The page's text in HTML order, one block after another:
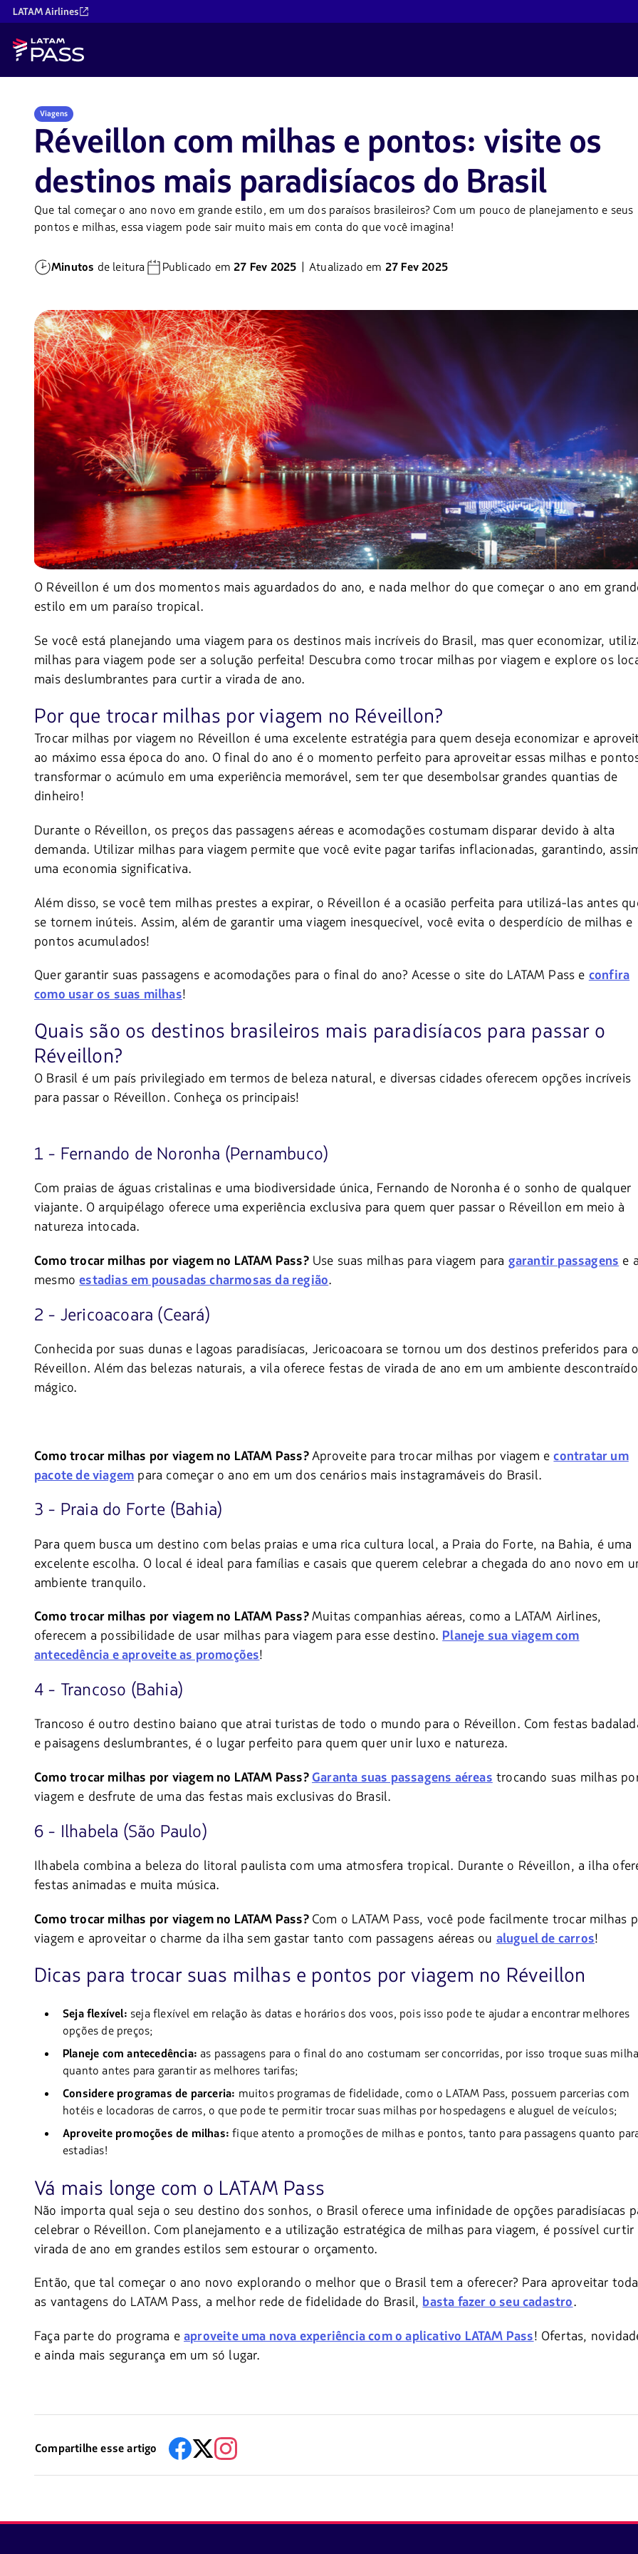
LATAM Airlines
Viagens
Réveillon com milhas e pontos: visite os
destinos mais paradisíacos do Brasil
Que tal começar o ano novo em grande estilo, em um dos paraísos brasileiros? Com um pouco de planejamento e seus
pontos e milhas, essa viagem pode sair muito mais em conta do que você imagina!
Minutos de leitura Publicado em 27 Fev 2025 | Atualizado em 27 Fev 2025
O Réveillon é um dos momentos mais aguardados do ano, e nada melhor do que começar o ano em
estilo em um paraíso tropical.
Se você está planejando uma viagem para os destinos mais incríveis do Brasil, mas quer economizar,
milhas para viagem pode ser a solução perfeita! Descubra como trocar milhas por viagem e explore os
mais deslumbrantes para curtir a virada de ano.
Por que trocar milhas por viagem no Réveillon?
Trocar milhas por viagem no Réveillon é uma excelente estratégia para quem deseja economizar e
ao máximo essa época do ano. O final do ano é o momento perfeito para aproveitar essas milhas e
transformar o acúmulo em uma experiência memorável, sem ter que desembolsar grandes quantias de
dinheiro!
Durante o Réveillon, os preços das passagens aéreas e acomodações costumam disparar devido à alta
demanda. Utilizar milhas para viagem permite que você evite pagar tarifas inflacionadas, garantindo,
uma economia significativa.
Além disso, se você tem milhas prestes a expirar, o Réveillon é a ocasião perfeita para utilizá-las antes
se tornem inúteis. Assim, além de garantir uma viagem inesquecível, você evita o desperdício de milhas e
pontos acumulados!
Quer garantir suas passagens e acomodações para o final do ano? Acesse o site do LATAM Pass e confira
como usar os suas milhas!
Quais são os destinos brasileiros mais paradisíacos para passar o
Réveillon?
O Brasil é um país privilegiado em termos de beleza natural, e diversas cidades oferecem opções incríveis
para passar o Réveillon. Conheça os principais!
1 - Fernando de Noronha (Pernambuco)
Com praias de águas cristalinas e uma biodiversidade única, Fernando de Noronha é o sonho de qualquer
viajante. O arquipélago oferece uma experiência exclusiva para quem quer passar o Réveillon em meio à
natureza intocada.
Como trocar milhas por viagem no LATAM Pass?Use suas milhas para viagem para garantir passagens e
mesmoestadias em pousadas charmosas da região.
2 - Jericoacoara (Ceará)
Conhecida por suas dunas e lagoas paradisíacas, Jericoacoara se tornou um dos destinos preferidos para o
Réveillon. Além das belezas naturais, a vila oferece festas de virada de ano em um ambiente
mágico.
Como trocar milhas por viagem no LATAM Pass?Aproveite para trocar milhas por viagem econtratar um
pacote de viagem para começar o ano em um dos cenários mais instagramáveis do Brasil.
3 - Praia do Forte (Bahia)
Para quem busca um destino com belas praias e uma rica cultura local, a Praia do Forte, na Bahia, é uma
excelente escolha. O local é ideal para famílias e casais que querem celebrar a chegada do ano novo em
ambiente tranquilo.
Como trocar milhas por viagem no LATAM Pass?Muitas companhias aéreas, como a LATAM Airlines,
oferecem a possibilidade de usar milhas para viagem para esse destino. Planeje sua viagem com
antecedência e aproveite as promoções!
4 - Trancoso (Bahia)
Trancoso é outro destino baiano que atrai turistas de todo o mundo para o Réveillon. Com festas
e paisagens deslumbrantes, é o lugar perfeito para quem quer unir luxo e natureza.
Como trocar milhas por viagem no LATAM Pass? Garanta suas passagens aéreas trocando suas milhas
viagem e desfrute de uma das festas mais exclusivas do Brasil.
6 - Ilhabela (São Paulo)
Ilhabela combina a beleza do litoral paulista com uma atmosfera tropical. Durante o Réveillon, a ilha
festas animadas e muita música.
Como trocar milhas por viagem no LATAM Pass? Com o LATAM Pass, você pode facilmente trocar milhas
viagem e aproveitar o charme da ilha sem gastar tanto com passagens aéreas ou aluguel de carros!
Dicas para trocar suas milhas e pontos por viagem no Réveillon
Seja flexível: seja flexível em relação às datas e horários dos voos, pois isso pode te ajudar a encontrar melhores
opções de preços;
Planeje com antecedência: as passagens para o final do ano costumam ser concorridas, por isso troque suas
quanto antes para garantir as melhores tarifas;
Considere programas de parceria: muitos programas de fidelidade, como o LATAM Pass, possuem parcerias com
hotéis e locadoras de carros, o que pode te permitir trocar suas milhas por hospedagens e aluguel de veículos;
Aproveite promoções de milhas: fique atento a promoções de milhas e pontos, tanto para passagens quanto
estadias!
Vá mais longe com o LATAM Pass
Não importa qual seja o seu destino dos sonhos, o Brasil oferece uma infinidade de opções paradisíacas
celebrar o Réveillon. Com planejamento e a utilização estratégica de milhas para viagem, é possível curtir
virada de ano em grandes estilos sem estourar o orçamento.
Então, que tal começar o ano novo explorando o melhor que o Brasil tem a oferecer? Para aproveitar
as vantagens do LATAM Pass, a melhor rede de fidelidade do Brasil, basta fazer o seu cadastro.
Faça parte do programa e aproveite uma nova experiência com o aplicativo LATAM Pass! Ofertas,
e ainda mais segurança em um só lugar.
Compartilhe esse artigo